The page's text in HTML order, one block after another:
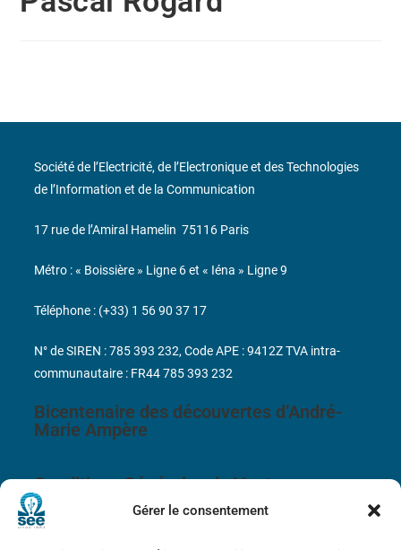
Gérer le consentement
Bicentenaire des découvertes d’André-
Marie Ampère
Conditions Générales de Vente
Société de l’Electricité, de l’Electronique et des Technologies
de l’Information et de la Communication
17 rue de l’Amiral Hamelin 75116 Paris
Métro : « Boissière » Ligne 6 et « Iéna » Ligne 9
Téléphone : (+33) 1 56 90 37 17
N° de SIREN : 785 393 232, Code APE : 9412Z TVA intra-
communautaire : FR44 785 393 232